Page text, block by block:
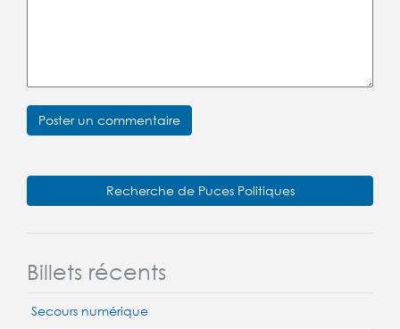
Recherche de Puces Politiques
Billets récents
Secours numérique